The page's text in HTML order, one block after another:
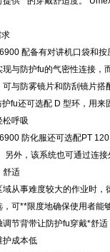
配备有对讲机口袋和
现与防护fu的气密性连接，
可与防雾镜片和防刮镜片
fu还可选配 D 型环，用来
松呼吸
防化服还可选配PT
另外，该系统也可通过连
舒适
域从事难度较大的作业时
，可**限度地确保使用者能
调节背带让防护fu穿戴*舒
护成本低